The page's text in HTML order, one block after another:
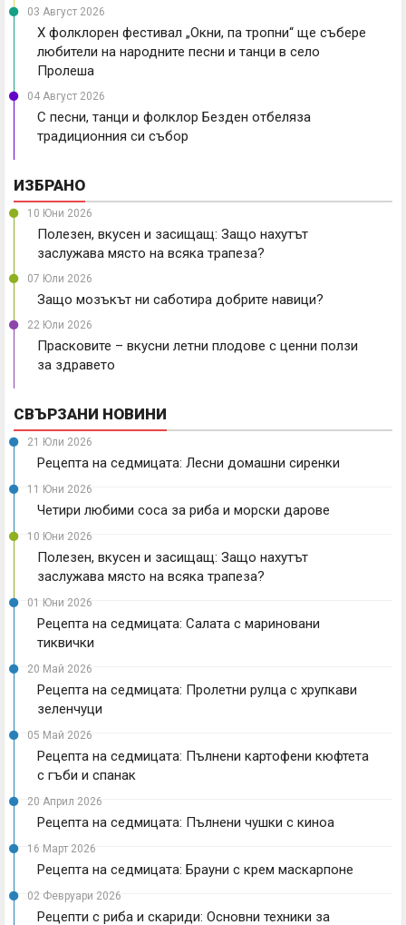
03 Август 2026
X фолклорен фестивал „Окни, па тропни“ ще събере
любители на народните песни и танци в село
Пролеша
04 Август 2026
С песни, танци и фолклор Безден отбеляза
традиционния си събор
ИЗБРАНО
10 Юни 2026
Полезен, вкусен и засищащ: Защо нахутът
заслужава място на всяка трапеза?
07 Юли 2026
Защо мозъкът ни саботира добрите навици?
22 Юли 2026
Прасковите – вкусни летни плодове с ценни ползи
за здравето
СВЪРЗАНИ НОВИНИ
21 Юли 2026
Рецепта на седмицата: Лесни домашни сиренки
11 Юни 2026
Четири любими соса за риба и морски дарове
10 Юни 2026
Полезен, вкусен и засищащ: Защо нахутът
заслужава място на всяка трапеза?
01 Юни 2026
Рецепта на седмицата: Салата с мариновани
тиквички
20 Май 2026
Рецепта на седмицата: Пролетни рулца с хрупкави
зеленчуци
05 Май 2026
Рецепта на седмицата: Пълнени картофени кюфтета
с гъби и спанак
20 Април 2026
Рецепта на седмицата: Пълнени чушки с киноа
16 Март 2026
Рецепта на седмицата: Брауни с крем маскарпоне
02 Февруари 2026
Рецепти с риба и скариди: Основни техники за